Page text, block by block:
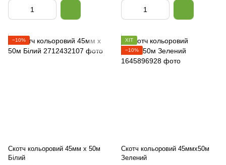
−10%
Скотч кольоровий 45мм х 50м
Білий
ХІТ
−10%
Скотч кольоровий 45ммх50м
Зелений